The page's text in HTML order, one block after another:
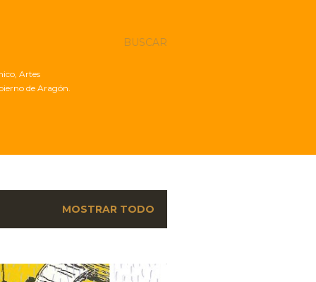
BUSCAR
Artes
de Aragón.
MOSTRAR TODO